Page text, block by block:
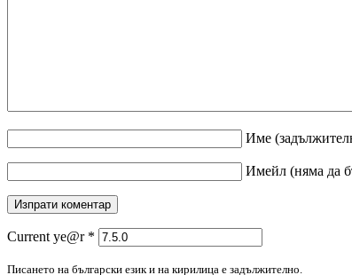
Име
Имейл (няма да
Current ye@r *
Писането на български език и на кирилица е задължително.